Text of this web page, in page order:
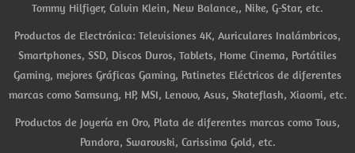
Tommy Hilfiger, Calvin Klein, New Balance,, Nike, G-Star, etc.
Productos de Electrónica: Televisiones 4K, Auriculares Inalámbricos,
Smartphones, SSD, Discos Duros, Tablets, Home Cinema, Portátiles
Gaming, mejores Gráficas Gaming, Patinetes Eléctricos de diferentes
marcas como Samsung, HP, MSI, Lenovo, Asus, Skateflash, Xiaomi, etc.
Productos de Joyería en Oro, Plata de diferentes marcas como Tous,
Pandora, Swarovski, Carissima Gold, etc.